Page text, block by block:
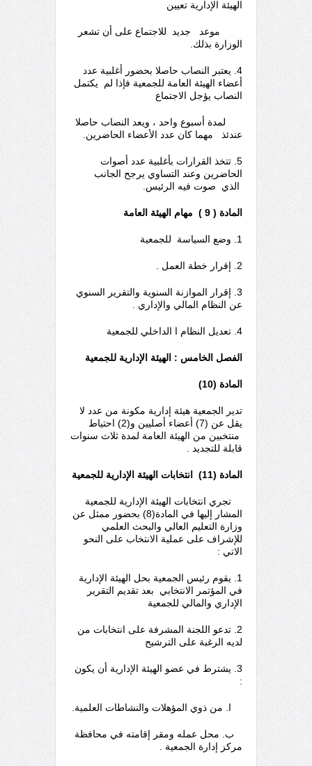
الهيئة الإدارية تعيين
موعد جديد للاجتماع على أن تشعر
الوزارة بذلك.
4. يعتبر النصاب حاصلا بحضور أغلبية عدد
أعضاء الهيئة العامة للجمعية فإذا لم
يكتمل
النصاب يؤجل الاجتماع
لمدة أسبوع واحد ، ويعد النصاب حاصلا
عندئذ مهما كان عدد الأعضاء الحاضرين.
5. تتخذ القرارات بأغلبية عدد أصوات
الحاضرين وعند التساوي يرجح الجانب
الذي صوت فيه الرئيس.
المادة ( 9 ) مهام الهيئة العامة
1. وضع السياسة للجمعية
2. إقرار خطة العمل .
3. إقرار الموازنة السنوية والتقرير السنوي
عن النظام المالي والإداري .
4. تعديل النظام ا الداخلي للجمعية
الفصل الخامس : الهيئة الإدارية للجمعية
المادة (10)
تدير الجمعية هيئة إدارية مكونة من عدد لا
يقل عن (7) أعضاء أصليين و(2) احتياط
منتخبين من الهيئة العامة لمدة ثلاث سنوات
قابلة للتجديد .
المادة (11) انتخابات الهيئة الإدارية للجمعية
تجري انتخابات الهيئة الإدارية للجمعية
المشار إليها في المادة(8) بحضور ممثل عن
وزارة التعليم العالي والبحث العلمي
للإشراف على عملية الانتخاب على النحو
الاتي :
1. يقوم رئيس الجمعية بحل الهيئة الإدارية
في المؤتمر الانتخابي بعد تقديم التقرير
الإداري والمالي للجمعية
2. تدعو اللجنة المشرفة على انتخابات من
لديه الرغبة على الترشيح
3. يشترط في عضو الهيئة الإدارية أن يكون
:
ا. من ذوي المؤهلات والنشاطات العلمية.
ب. محل عمله ومقر إقامته في محافظة
مركز إدارة الجمعية .